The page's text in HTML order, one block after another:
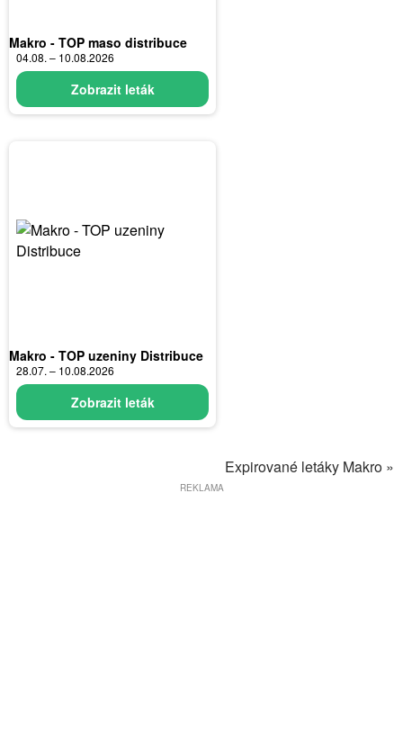
Makro - TOP maso distribuce
04.08. – 10.08.2026
Zobrazit leták
Makro - TOP uzeniny Distribuce
28.07. – 10.08.2026
Zobrazit leták
Expirované letáky Makro »
REKLAMA